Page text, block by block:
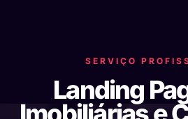
SERVIÇO
Landing